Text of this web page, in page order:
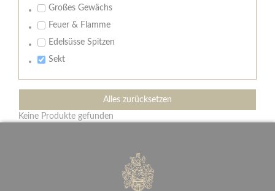
Großes Gewächs
Feuer & Flamme
Edelsüsse Spitzen
Sekt
Alles zurücksetzen
Keine Produkte gefunden